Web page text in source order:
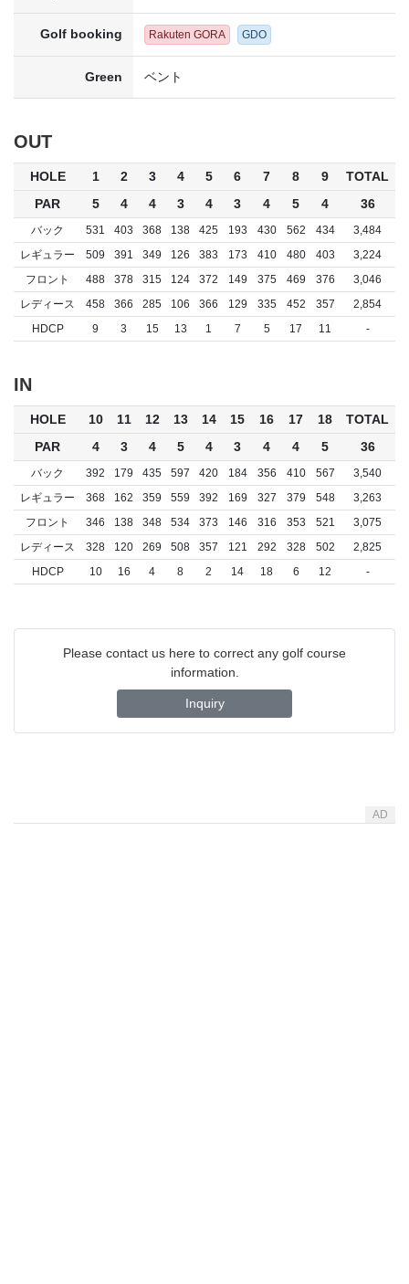
Golf booking Rakuten GORA GDO
Green ベント
OUT
HOLE 1 2 3 4 5 6 7 8 9
TOTAL
PAR
5 4 4 3 4 3 4 5 4 36
バック 531 403 368 138 425 193 430 562 434
3,484
レギュラー
509 391 349 126 383 173 410 480 403
3,224
フロント
488 378 315 124 372 149 375 469 376
3,046
レディース
458 366 285 106 366 129 335 452 357
2,854
HDCP
9 3 15 13 1 7 5 17 11 -
IN
HOLE 10 11 12 13 14 15 16 17 18
TOTAL
PAR
4 3 4 5 4 3 4 4 5 36
バック 392 179 435 597 420 184 356 410 567
3,540
レギュラー
368 162 359 559 392 169 327 379 548
3,263
フロント
346 138 348 534 373 146 316 353 521
3,075
レディース
328 120 269 508 357 121 292 328 502
2,825
HDCP
10 16 4 8 2 14 18 6 12 -
Please contact us here to correct any golf course
information.
Inquiry
AD